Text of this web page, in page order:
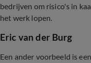
bedrijven om risico's in
het werk lopen.
Eric van der Burg
Een ander voorbeeld is